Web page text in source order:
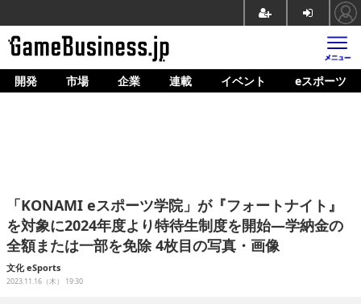
ホーム
企業動向
人材育成
産業政策
開発 市場 企業 連載 イベント eスポーツ
「KONAMI eスポーツ学院」が『フォートナイト』
を対象に2024年度より特待生制度を開始―学納金の
全額または一部を免除 4枚目の写真・画像
文化 eSports
2023.11.16（木） 19:30